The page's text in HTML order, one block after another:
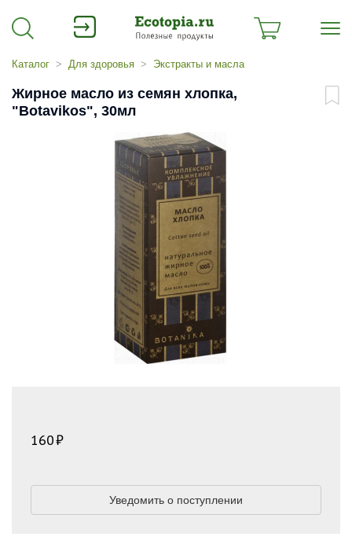
Каталог Для здоровья Экстракты и масла
Жирное масло из семян хлопка,
"Botavikos", 30мл
160
Уведомить о поступлении